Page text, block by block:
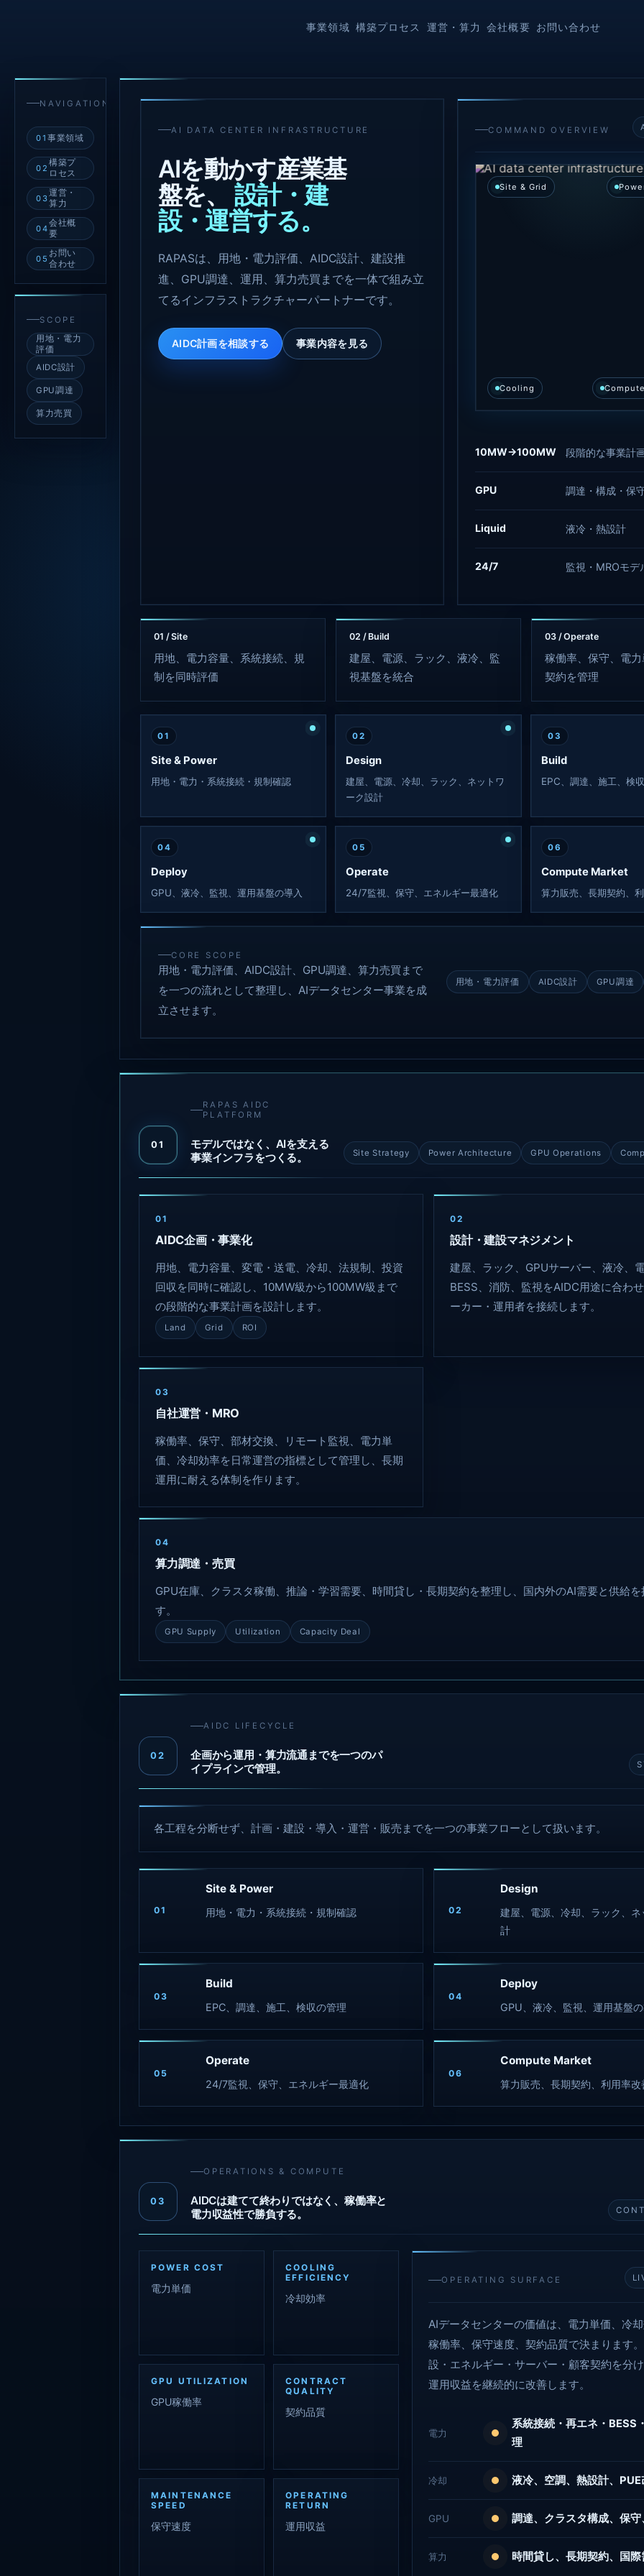
事業領域 構築プロセス 運営・算力 会社概要 お問い合わせ
NAVIGATION
01事業領域
02
構築プ
ロセス
03
運営・
算力
04
会社概
要
05
お問い
合わせ
SCOPE
用地・電力
評価
AIDC設計
GPU調達
算力売買
AI DATA CENTER INFRASTRUCTURE
AIを動かす産業基
盤を、 設計・建
設・運営する。
RAPASは、用地・電力評価、AIDC設計、建設推
進、GPU調達、運用、算力売買までを一体で組み立
てるインフラストラクチャーパートナーです。
AIDC計画を相談する 事業内容を見る
COMMAND OVERVIEW
Site & Grid
Cooling
10MW→100MW 段階的な事業計
GPU 調達・構成・保
Liquid 液冷・熱設計
24/7 監視・MROモデ
01 / Site
用地、電力容量、系統接続、規
制を同時評価
02 / Build
建屋、電源、ラック、液冷、監
視基盤を統合
03 / Operate
稼働率、保守、電
契約を管理
01
Site & Power
用地・電力・系統接続・規制確認
02
Design
建屋、電源、冷却、ラック、ネットワ
ーク設計
03
Build
EPC、調達、施工、検
04
Deploy
GPU、液冷、監視、運用基盤の導入
05
Operate
24/7監視、保守、エネルギー最適化
06
Compute Market
算力販売、長期契約、
CORE SCOPE
用地・電力評価、AIDC設計、GPU調達、算力売買まで
を一つの流れとして整理し、AIデータセンター事業を成
立させます。
用地・電力評価 AIDC設計 GPU調達
01
RAPAS AIDC
PLATFORM
モデルではなく、AIを支える
事業インフラをつくる。
Site Strategy Power Architecture GPU Operations
01
AIDC企画・事業化
用地、電力容量、変電・送電、冷却、法規制、投資
回収を同時に確認し、10MW級から100MW級まで
の段階的な事業計画を設計します。
Land Grid ROI
02
設計・建設マネジメント
建屋、ラック、GPUサーバー、液冷、
BESS、消防、監視をAIDC用途に合わ
ーカー・運用者を接続します。
03
自社運営・MRO
稼働率、保守、部材交換、リモート監視、電力単
価、冷却効率を日常運営の指標として管理し、長期
運用に耐える体制を作ります。
04
算力調達・売買
GPU在庫、クラスタ稼働、推論・学習需要、時間貸し・長期契約を整理し、国内外のAI需要と供給
す。
GPU Supply Utilization Capacity Deal
02
AIDC LIFECYCLE
企画から運用・算力流通までを一つのパ
イプラインで管理。
各工程を分断せず、計画・建設・導入・運営・販売までを一つの事業フローとして扱います。
01
Site & Power
用地・電力・系統接続・規制確認 02
Design
建屋、電源、冷却、ラック、
計
03
Build
EPC、調達、施工、検収の管理
04
Deploy
GPU、液冷、監視、運用基盤
05
Operate
24/7監視、保守、エネルギー最適化
06
Compute Market
算力販売、長期契約、利用率改
03
OPERATIONS & COMPUTE
AIDCは建てて終わりではなく、稼働率と
電力収益性で勝負する。
POWER COST
電力単価
COOLING
EFFICIENCY
冷却効率
GPU UTILIZATION
GPU稼働率
CONTRACT
QUALITY
契約品質
MAINTENANCE
SPEED
保守速度
OPERATING
RETURN
運用収益
OPERATING SURFACE
AIデータセンターの価値は、電力単価、冷
稼働率、保守速度、契約品質で決まります
設・エネルギー・サーバー・顧客契約を分
運用収益を継続的に改善します。
電力
系統接続・再エネ・BESS
理
冷却 液冷、空調、熱設計、PUE
GPU 調達、クラスタ構成、保
算力 時間貸し、長期契約、国